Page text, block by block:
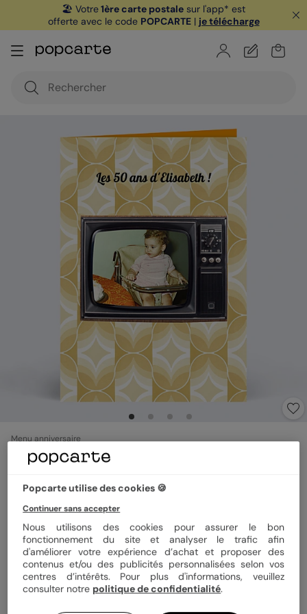
🏖️ Votre1ère carte postale sur l'app* est
offerte avec le code POPCARTE| je télécharge
Menu anniversaire
Qui Est Ce Bébé ?
Format
Papier Papier Satiné
Popcarte utilise des cookies 🍪
Continuer sans accepter
Nous utilisons des cookies pour assurer le bon
fonctionnement du site et analyser le trafic afin
d'améliorer votre expérience d’achat et proposer des
contenus et/ou des publicités personnalisées selon vos
centres d’intérêts. Pour plus d'informations, veuillez
consulter notre politique de confidentialité.